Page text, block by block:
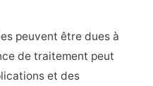
peuvent être dues à
de traitement peut
et des